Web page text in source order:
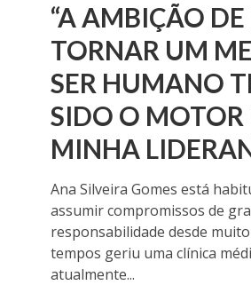
“A AMBIÇÃO DE
TORNAR UM
SER HUMANO
SIDO O MOTOR
MINHA
Ana Silveira Gomes está
assumir compromissos de
responsabilidade desde muito
tempos geriu uma clínica
atualmente...